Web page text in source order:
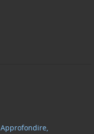
Approfondire,